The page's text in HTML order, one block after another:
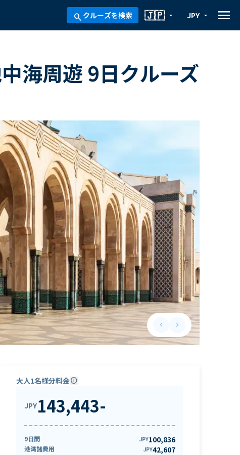
search クルーズを検索 arrow_drop_down
🇯🇵 arrow_drop_down
JPY menu
海周遊 9日クルーズ
keyboard_arrow_leftPrevious slide
keyboard_arrow_rightNext slide
大人1名様分料金info
JPY143,443-
9日間 JPY100,836
港湾諸費用 JPY42,607